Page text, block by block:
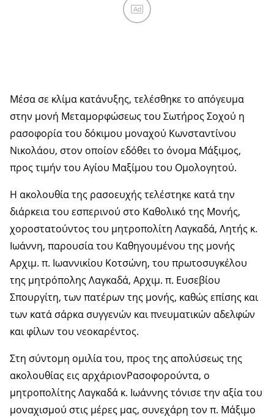
Ad
Μέσα σε κλίμα κατάνυξης, τελέσθηκε το απόγευμα
στην μονή Μεταμορφώσεως του Σωτήρος Σοχού η
ρασοφορία του δόκιμου μοναχού Κωνσταντίνου
Νικολάου, στον οποίον εδόθει το όνομα Μάξιμος,
προς τιμήν του Αγίου Μαξίμου του Ομολογητού.
Η ακολουθία της ρασοευχής τελέστηκε κατά την
διάρκεια του εσπερινού στο Καθολικό της Μονής,
χοροστατούντος του μητροπολίτη Λαγκαδά, Λητής κ.
Ιωάννη, παρουσία του Καθηγουμένου της μονής
Αρχιμ. π. Ιωαννικίου Κοτσώνη, του πρωτοσυγκέλου
της μητρόπολης Λαγκαδά, Αρχιμ. π. Ευσεβίου
Σπουργίτη, των πατέρων της μονής, καθώς επίσης και
των κατά σάρκα συγγενών και πνευματικών αδελφών
και φίλων του νεοκαρέντος.
Στη σύντομη ομιλία του, προς της απολύσεως της
ακολουθίας εις αρχάριονΡασοφορούντα, ο
μητροπολίτης Λαγκαδά κ. Ιωάννης τόνισε την αξία του
μοναχισμού στις μέρες μας, συνεχάρη τον π. Μάξιμο